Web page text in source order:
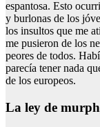
espantosa. Esto
y burlonas de los
los insultos que me
me pusieron de los
peores de todos.
parecía tener nada
de los europeos.
La ley de